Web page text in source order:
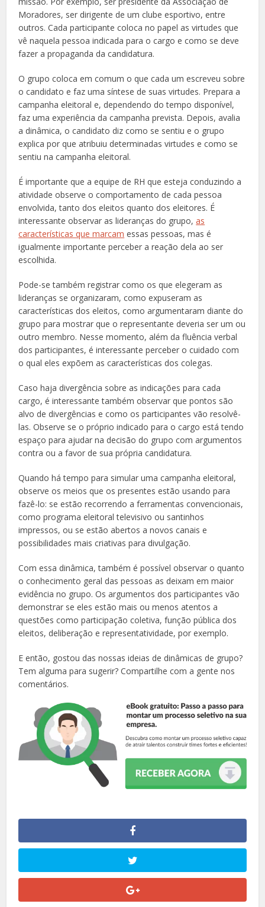
Moradores, ser dirigente de um clube esportivo, entre
outros. Cada participante coloca no papel as virtudes que
vê naquela pessoa indicada para o cargo e como se deve
fazer a propaganda da candidatura.
O grupo coloca em comum o que cada um escreveu sobre
o candidato e faz uma síntese de suas virtudes. Prepara a
campanha eleitoral e, dependendo do tempo disponível,
faz uma experiência da campanha prevista. Depois, avalia
a dinâmica, o candidato diz como se sentiu e o grupo
explica por que atribuiu determinadas virtudes e como se
sentiu na campanha eleitoral.
É importante que a equipe de RH que esteja conduzindo a
atividade observe o comportamento de cada pessoa
envolvida, tanto dos eleitos quanto dos eleitores. É
interessante observar as lideranças do grupo,as
características que marcam essas pessoas, mas é
igualmente importante perceber a reação dela ao ser
escolhida.
Pode-se também registrar como os que elegeram as
lideranças se organizaram, como expuseram as
características dos eleitos, como argumentaram diante do
grupo para mostrar que o representante deveria ser um ou
outro membro. Nesse momento, além da fluência verbal
dos participantes, é interessante perceber o cuidado com
o qual eles expõem as características dos colegas.
Caso haja divergência sobre as indicações para cada
cargo, é interessante também observar que pontos são
alvo de divergências e como os participantes vão resolvê-
las. Observe se o próprio indicado para o cargo está tendo
espaço para ajudar na decisão do grupo com argumentos
contra ou a favor de sua própria candidatura.
Quando há tempo para simular uma campanha eleitoral,
observe os meios que os presentes estão usando para
fazê-lo: se estão recorrendo a ferramentas convencionais,
como programa eleitoral televisivo ou santinhos
impressos, ou se estão abertos a novos canais e
possibilidades mais criativas para divulgação.
Com essa dinâmica, também é possível observar o quanto
o conhecimento geral das pessoas as deixam em maior
evidência no grupo. Os argumentos dos participantes vão
demonstrar se eles estão mais ou menos atentos a
questões como participação coletiva, função pública dos
eleitos, deliberação e representatividade, por exemplo.
E então, gostou das nossas ideias de dinâmicas de grupo?
Tem alguma para sugerir? Compartilhe com a gente nos
comentários.